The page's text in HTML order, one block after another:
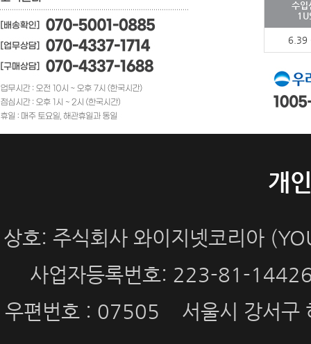
수입
6.39
개
상호: 주식회사 와이지넷코리아
사업자등록번호: 223-81-
우편번호 : 07505 서울시 강서구